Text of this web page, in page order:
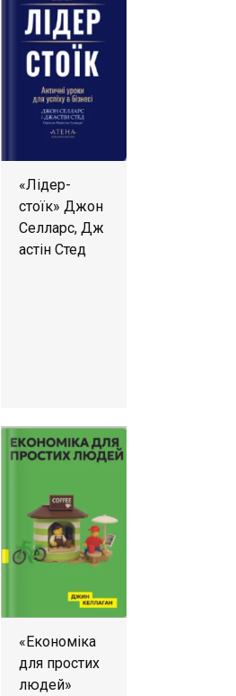
«Лідер-
стоїк» Джон
Селларс, Дж
астін Стед
«Економіка
для простих
людей»